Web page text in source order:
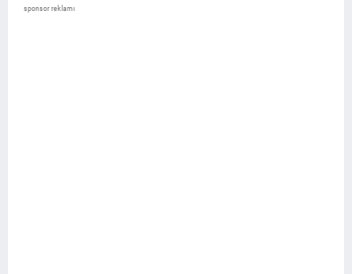
sponsor reklamı